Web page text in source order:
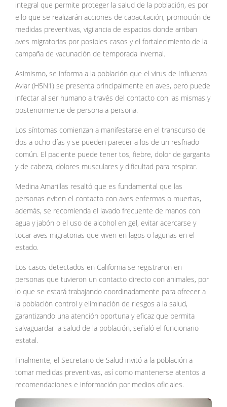
integral que permite proteger la salud de la población, es por
ello que se realizarán acciones de capacitación, promoción de
medidas preventivas, vigilancia de espacios donde arriban
aves migratorias por posibles casos y el fortalecimiento de la
campaña de vacunación de temporada invernal.
Asimismo, se informa a la población que el virus de Influenza
Aviar (H5N1) se presenta principalmente en aves, pero puede
infectar al ser humano a través del contacto con las mismas y
posteriormente de persona a persona.
Los síntomas comienzan a manifestarse en el transcurso de
dos a ocho días y se pueden parecer a los de un resfriado
común. El paciente puede tener tos, fiebre, dolor de garganta
y de cabeza, dolores musculares y dificultad para respirar.
Medina Amarillas resaltó que es fundamental que las
personas eviten el contacto con aves enfermas o muertas,
además, se recomienda el lavado frecuente de manos con
agua y jabón o el uso de alcohol en gel, evitar acercarse y
tocar aves migratorias que viven en lagos o lagunas en el
estado.
Los casos detectados en California se registraron en
personas que tuvieron un contacto directo con animales, por
lo que se estará trabajando coordinadamente para ofrecer a
la población control y eliminación de riesgos a la salud,
garantizando una atención oportuna y eficaz que permita
salvaguardar la salud de la población, señaló el funcionario
estatal.
Finalmente, el Secretario de Salud invitó a la población a
tomar medidas preventivas, así como mantenerse atentos a
recomendaciones e información por medios oficiales.